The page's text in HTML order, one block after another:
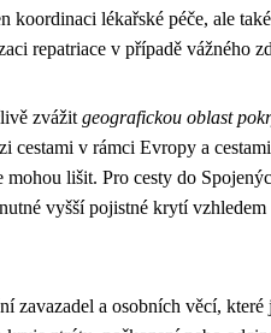
koordinaci lékařské péče, ale
repatriace v případě vážného
zvážit geografickou oblast
cestami v rámci Evropy a
lišit. Pro cesty do
vyšší pojistné krytí
zavazadel a osobních věcí,